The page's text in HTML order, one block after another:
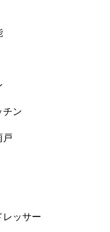
チン
戸
レッサー